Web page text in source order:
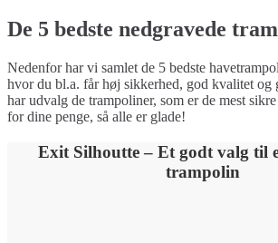
De 5 bedste nedgravede
Nedenfor har vi samlet de 5 bedste
hvor du bl.a. får høj sikkerhed, god kvalitet og
har udvalg de trampoliner, som er de mest
for dine penge, så alle er glade!
Exit Silhoutte – Et godt valg til
trampolin